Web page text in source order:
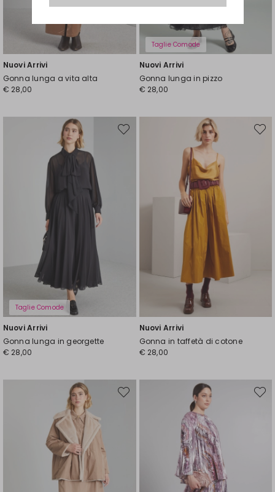
Nuovi Arrivi
Gonna lunga a vita alta
€ 28,00
Taglie Comode
Nuovi Arrivi
Gonna lunga in pizzo
€ 28,00
Taglie Comode
Nuovi Arrivi
Gonna lunga in georgette
€ 28,00
Sposta
Nuovi Arrivi
Gonna in taffetà di cotone
€ 28,00
Sposta